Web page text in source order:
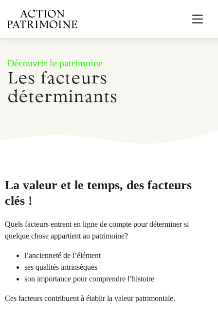
Découvrir le patrimoine
Les facteurs
déterminants
La valeur et le temps, des facteurs
clés !
Quels facteurs entrent en ligne de compte pour déterminer si
quelque chose appartient au patrimoine?
l’ancienneté de l’élément
ses qualités intrinsèques
son importance pour comprendre l’histoire
Ces facteurs contribuent à établir la valeur patrimoniale.